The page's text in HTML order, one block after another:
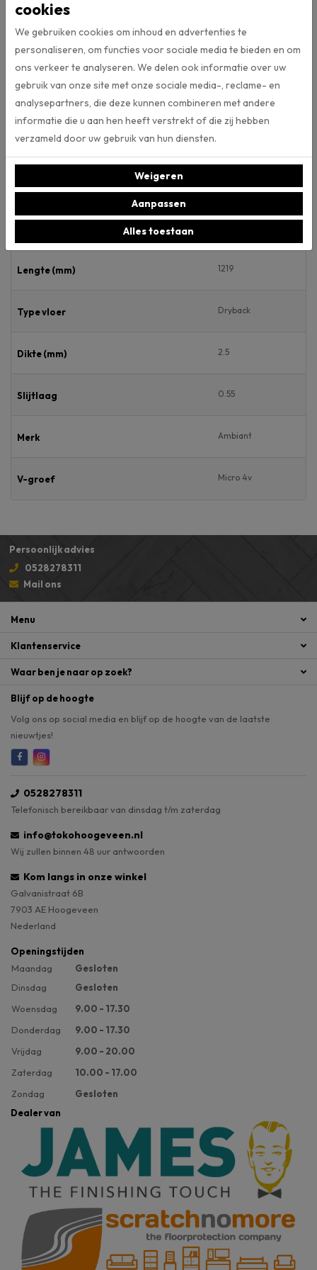
vloerenmerk Ambiant. Met de Artificial Intelligence tool van Ambiant
vloer uit de collectie aan te klikken. Klik
gebruik te maken. Daarnaast kunt u alle vloeren van vloerenmerk
Ambiant ook in onze webshop bekijken.
Specificaties
Artikelnummer
Lengte (mm) 1219
Type vloer Dryback
Dikte (mm) 2.5
Slijtlaag 0.55
Merk Ambiant
V-groef Micro 4v
Persoonlijk advies
0528278311
Mail ons
Menu
Klantenservice
Waar ben je naar op zoek?
Blijf op de hoogte
Volg ons op social media en blijf op de hoogte van de laatste
nieuwtjes!
0528278311
Telefonisch bereikbaar van dinsdag t/m zaterdag
info@tokohoogeveen.nl
Wij zullen binnen 48 uur antwoorden
Kom langs in onze winkel
Galvanistraat 6B
7903 AE Hoogeveen
Nederland
Openingstijden
Maandag
Gesloten
Dinsdag
Gesloten
Woensdag
9.00 - 17.30
Donderdag
9.00 - 17.30
Vrijdag
9.00 - 20.00
Zaterdag
10.00 - 17.00
Zondag
Gesloten
Dealer van
cookies
We gebruiken cookies om inhoud en advertenties te
personaliseren, om functies voor sociale media te bieden en om
ons verkeer te analyseren. We delen ook informatie over uw
gebruik van onze site met onze sociale media-, reclame- en
analysepartners, die deze kunnen combineren met andere
informatie die u aan hen heeft verstrekt of die zij hebben
verzameld door uw gebruik van hun diensten.
Weigeren
Aanpassen
Alles toestaan